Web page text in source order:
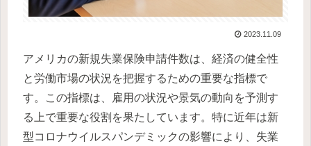
2023.11.09
アメリカの新規失業保険申請件数は、経済の健全性
と労働市場の状況を把握するための重要な指標で
す。この指標は、雇用の状況や景気の動向を予測す
る上で重要な役割を果たしています。特に近年は新
型コロナウイルスパンデミックの影響により、失業